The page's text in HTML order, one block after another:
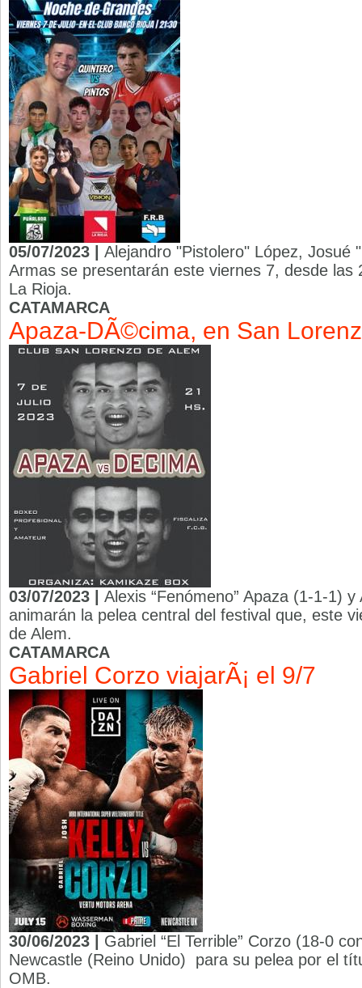
05/07/2023 | Alejandro "Pistolero" López, Josué
Armas se presentarán este viernes 7, desde las
La Rioja.
CATAMARCA
Apaza-DÃ©cima, en San
03/07/2023 | Alexis “Fenómeno” Apaza (1-1-1) y
animarán la pelea central del festival que, este
de Alem.
CATAMARCA
Gabriel Corzo viajarÃ¡ el 9/7
30/06/2023 | Gabriel “El Terrible” Corzo (18-0
Newcastle (Reino Unido) para su pelea por el
OMB.